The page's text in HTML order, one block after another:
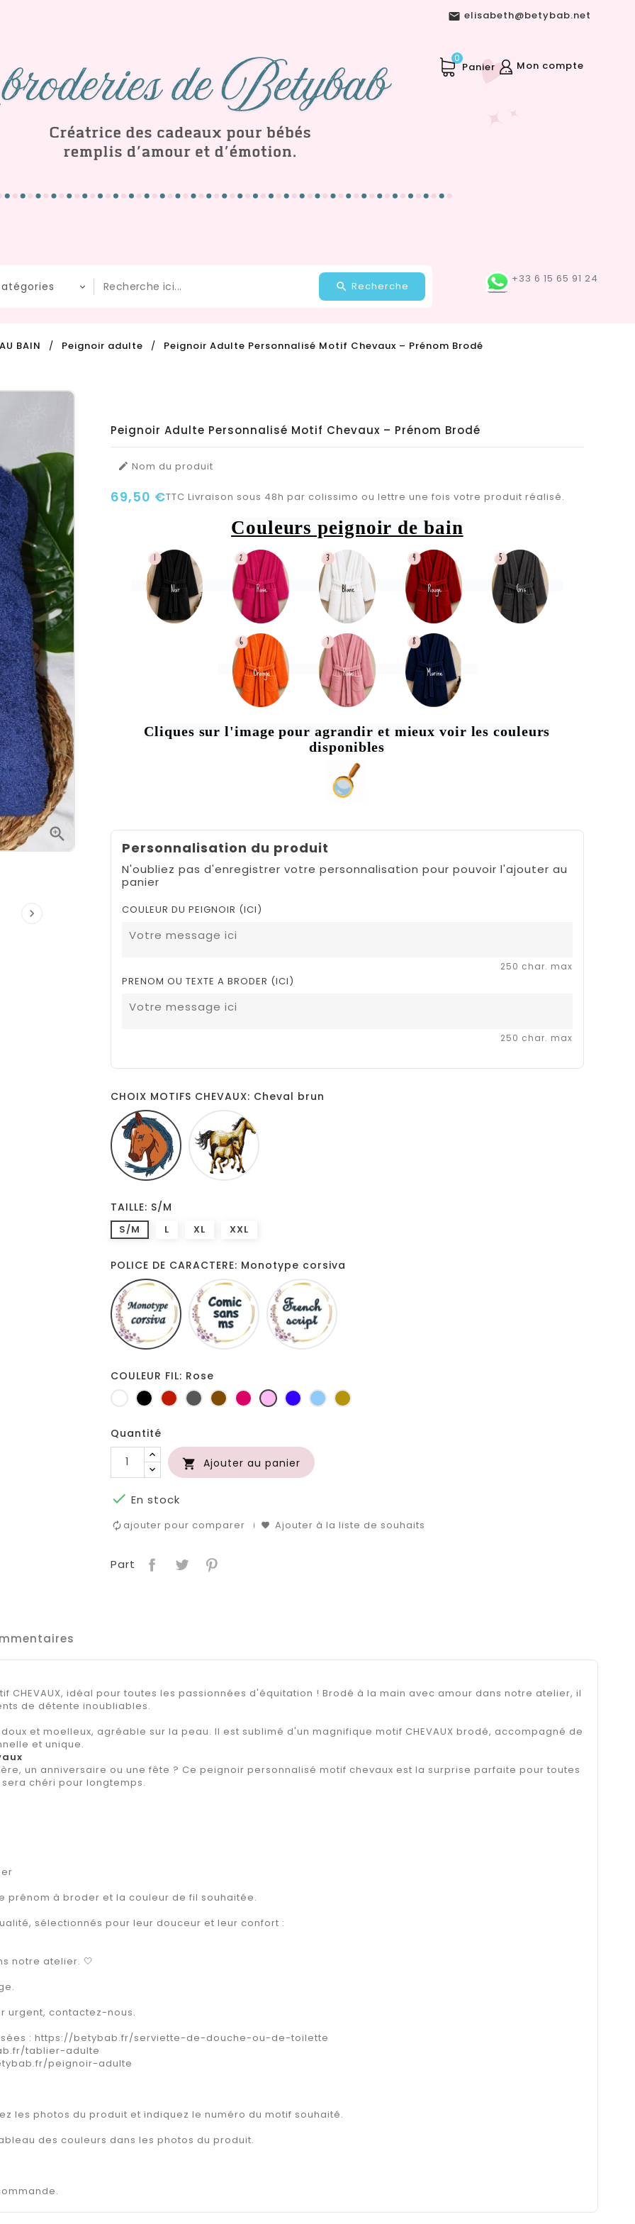
 elisabeth@betybab.net
Mon compte
Panier
0
+33 6 15 65 91 24
Recherche
BAIN Peignoir adulte Peignoir Adulte Personnalisé Motif Chevaux – Prénom Brodé


Peignoir Adulte Personnalisé Motif Chevaux – Prénom Brodé
 Nom du produit
69,50 €TTC Livraison sous 48h par colissimo ou lettre une fois votre produit réalisé.
Couleurs peignoir de bain
Cliques sur l'image pour agrandir et mieux voir les couleurs
disponibles
Personnalisation du produit
N'oubliez pas d'enregistrer votre personnalisation pour pouvoir l'ajouter au
panier
COULEUR DU PEIGNOIR (ICI)
250 char. max
PRENOM OU TEXTE A BRODER (ICI)
250 char. max
CHOIX MOTIFS CHEVAUX: Cheval brun
brun
TAILLE: S/M
S/M L XL XXL
POLICE DE CARACTERE: Monotype corsiva
Monotype
corsiva
Comic
sans
ms
COULEUR FIL: Rose
BlancNoir RougeGris
foncé
MarronFuchsia
RoseBleu
roi
Bleu
clair
Or
Quantité
 Ajouter au panier
 En stock
ajouter pour comparer Ajouter à la liste de souhaits
Part
idéal pour toutes les passionnées d'équitation ! Brodé à la main avec amour dans notre atelier, il
de détente inoubliables.
et moelleux, agréable sur la peau. Il est sublimé d'un magnifique motif CHEVAUX brodé, accompagné de
et unique.
un anniversaire ou une fête ? Ce peignoir personnalisé motif chevaux est la surprise parfaite pour toutes
chéri pour longtemps.
prénom à broder et la couleur de fil souhaitée.
sélectionnés pour leur douceur et leur confort :
notre atelier. 🤍
urgent, contactez-nous.
: https://betybab.fr/serviette-de-douche-ou-de-toilette
tablier-adulte
peignoir-adulte
les photos du produit et indiquez le numéro du motif souhaité.
des couleurs dans les photos du produit.